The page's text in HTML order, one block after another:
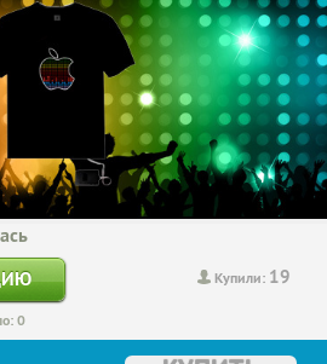
Купили: 19
0